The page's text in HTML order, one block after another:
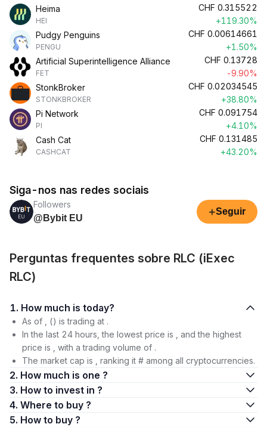
Heima
HEI
CHF 0.315522
+119.30%
Pudgy Penguins
PENGU
CHF 0.00614661
+1.50%
Artificial Superintelligence Alliance
FET
CHF 0.13728
-9.90%
StonkBroker
STONKBROKER
CHF 0.02034545
+38.80%
Pi Network
PI
CHF 0.091754
+4.10%
Cash Cat
CASHCAT
CHF 0.131485
+43.20%
Siga-nos nas redes sociais
Followers
@Bybit EU
+Seguir
Perguntas frequentes sobre RLC (iExec
RLC)
1. How much is today?
As of , () is trading at .
In the last 24 hours, the lowest price is , and the highest
price is , with a trading volume of .
The market cap is , ranking it # among all cryptocurrencies.
2. How much is one ?
3. How to invest in ?
4. Where to buy ?
5. How to buy ?